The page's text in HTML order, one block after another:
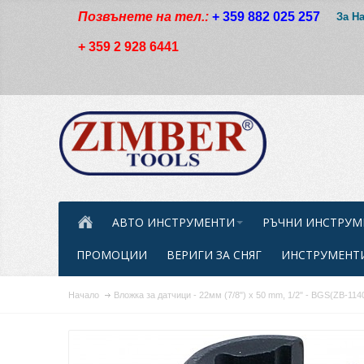
Позвънете на тел.: + 359 882 025 257
+ 359 2 928 6441
За
АВТО ИНСТРУМЕНТИ РЪЧНИ
ПРОМОЦИИ ВЕРИГИ ЗА СНЯГ
Начало Вложка за датчици - 22мм (7/8") x 50 mm, 1/2" - BGS(ZB-